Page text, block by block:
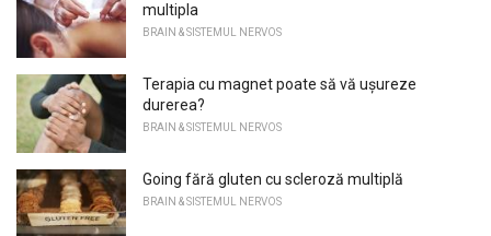
multipla
BRAIN & SISTEMUL NERVOS
Terapia cu magnet poate să vă ușureze
durerea?
BRAIN & SISTEMUL NERVOS
Going fără gluten cu scleroză multiplă
BRAIN & SISTEMUL NERVOS